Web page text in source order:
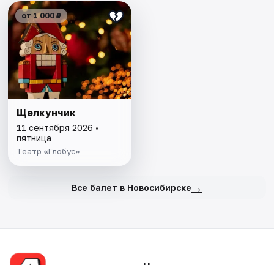
от 1 000 ₽
Щелкунчик
11 сентября 2026 •
пятница
Театр «Глобус»
Все балет в Новосибирске →